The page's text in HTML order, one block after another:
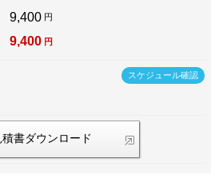
9,400 円
9,400 円
スケジュール確認
積書ダウンロード